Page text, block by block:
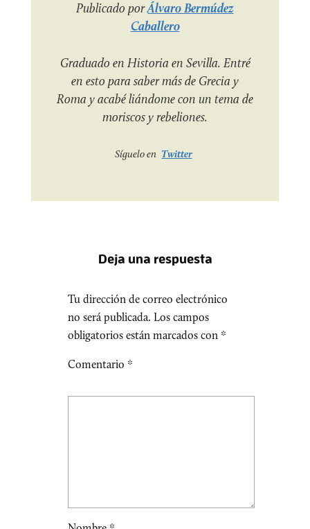
Publicado porÁlvaro Bermúdez
Caballero
Graduado en Historia en Sevilla. Entré
en esto para saber más de Grecia y
Roma y acabé liándome con un tema de
moriscos y rebeliones.
Síguelo en Twitter
Deja una respuesta
Tu dirección de correo electrónico
no será publicada. Los campos
obligatorios están marcados con *
Comentario *